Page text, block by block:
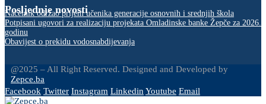
Posljednje novosti
Načelnik održao prijem učenika generacije osnovnih i srednjih škola
Potpisani ugovori za realizaciju projekata Omladinske banke Žepče za 2026.
godinu
Obavijest o prekidu vodosnabdijevanja
@2025 – All Right Reserved. Designed and Developed by
Zepce.ba
Facebook Twitter Instagram LinkedinYoutube Email